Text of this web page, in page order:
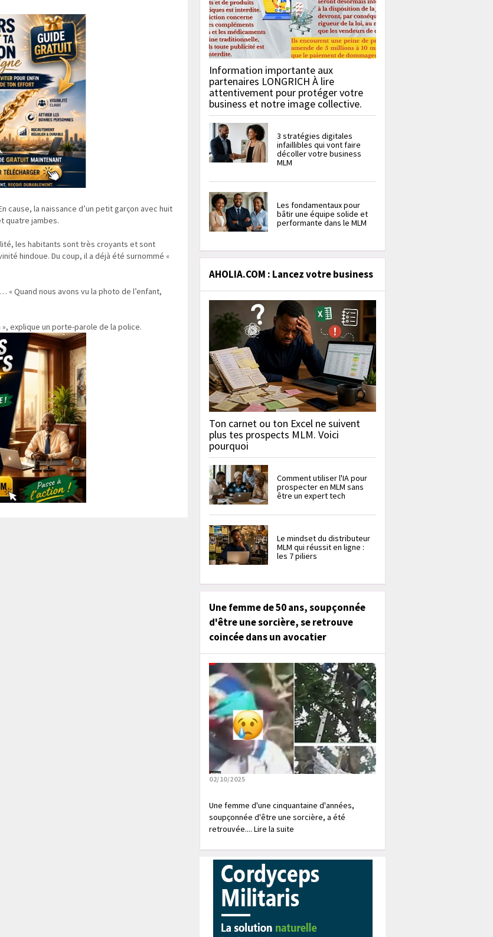
cause, la naissance d’un petit garçon avec huit
quatre jambes.
les habitants sont très croyants et sont
hindoue. Du coup, il a déjà été surnommé «
« Quand nous avons vu la photo de l’enfant,
explique un porte-parole de la police.
Information importante aux
partenaires LONGRICH À lire
attentivement pour protéger votre
business et notre image collective.
3 stratégies digitales
infaillibles qui vont faire
décoller votre business
MLM
Les fondamentaux pour
bâtir une équipe solide et
performante dans le MLM
AHOLIA.COM : Lancez votre business
Ton carnet ou ton Excel ne suivent
plus tes prospects MLM. Voici
pourquoi
Comment utiliser l'IA pour
prospecter en MLM sans
être un expert tech
Le mindset du distributeur
MLM qui réussit en ligne :
les 7 piliers
Une femme de 50 ans, soupçonnée
d'être une sorcière, se retrouve
coincée dans un avocatier
02/10/2025
Une femme d'une cinquantaine d'années,
soupçonnée d'être une sorcière, a été
retrouvée.... Lire la suite